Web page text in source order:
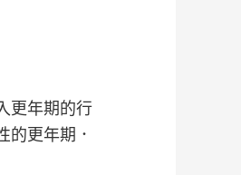
更年期的行
的更年期．